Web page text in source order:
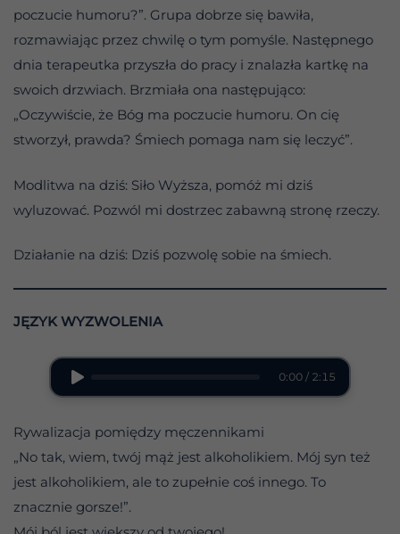
poczucie humoru?”. Grupa dobrze się bawiła,
rozmawiając przez chwilę o tym pomyśle. Następnego
dnia terapeutka przyszła do pracy i znalazła kartkę na
swoich drzwiach. Brzmiała ona następująco:
„Oczywiście, że Bóg ma poczucie humoru. On cię
stworzył, prawda? Śmiech pomaga nam się leczyć”.
Modlitwa na dziś: Siło Wyższa, pomóż mi dziś
wyluzować. Pozwól mi dostrzec zabawną stronę rzeczy.
Działanie na dziś: Dziś pozwolę sobie na śmiech.
JĘZYK WYZWOLENIA
0:00 / 2:15
Rywalizacja pomiędzy męczennikami
„No tak, wiem, twój mąż jest alkoholikiem. Mój syn też
jest alkoholikiem, ale to zupełnie coś innego. To
znacznie gorsze!”.